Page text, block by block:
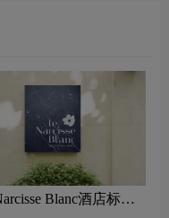
Blanc酒店标志